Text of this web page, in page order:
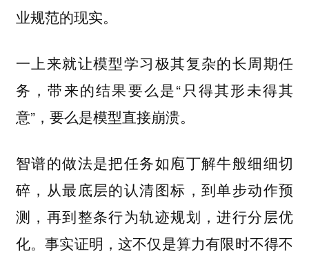
业规范的现实。
一上来就让模型学习极其复杂的长周期任
务，带来的结果要么是“只得其形未得其
意”，要么是模型直接崩溃。
智谱的做法是把任务如庖丁解牛般细细切
碎，从最底层的认清图标，到单步动作预
测，再到整条行为轨迹规划，进行分层优
化。事实证明，这不仅是算力有限时不得不